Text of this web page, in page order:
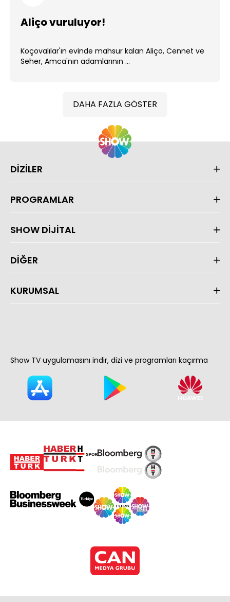
Aliço vuruluyor!
Koçovalılar'ın evinde mahsur kalan Aliço, Cennet ve
Seher, Amca'nın adamlarının ...
DAHA FAZLA GÖSTER
DİZİLER
PROGRAMLAR
SHOW DİJİTAL
DİĞER
KURUMSAL
Show TV uygulamasını indir, dizi ve programları kaçırma